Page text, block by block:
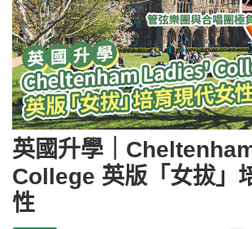
英國升學｜
College 英版「女拔」
性